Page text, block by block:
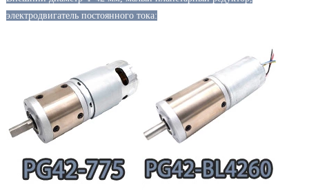
электродвигатель постоянного тока: